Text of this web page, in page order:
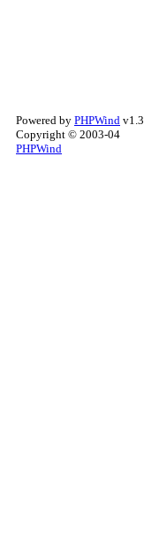
Powered by PHPWind
Copyright © 2003-04
PHPWind